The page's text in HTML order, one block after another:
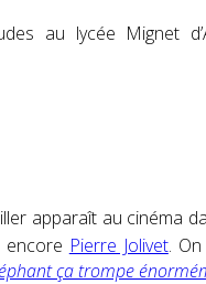
au lycée Mignet
apparaît au cinéma
encore Pierre Jolivet.
ça trompe